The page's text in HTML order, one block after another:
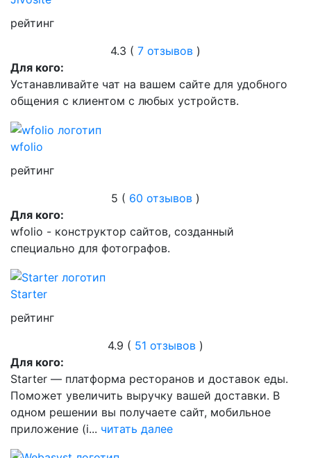
рейтинг
4.3 ( 7 отзывов )
Для кого:
Устанавливайте чат на вашем сайте для удобного
общения с клиентом с любых устройств.
wfolio
рейтинг
5 ( 60 отзывов )
Для кого:
wfolio - конструктор сайтов, созданный
специально для фотографов.
Starter
рейтинг
4.9 ( 51 отзывов )
Для кого:
Starter — платформа ресторанов и доставок еды.
Поможет увеличить выручку вашей доставки. В
одном решении вы получаете сайт, мобильное
приложение (i... читать далее